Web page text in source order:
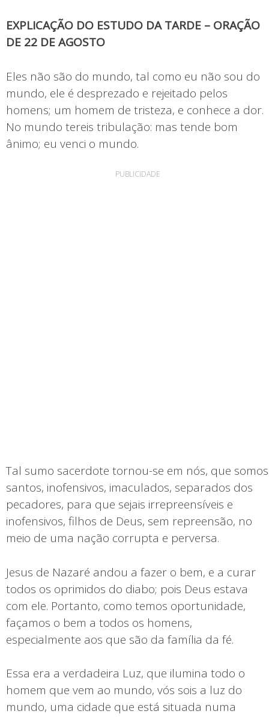
EXPLICAÇÃO DO ESTUDO DA TARDE – ORAÇÃO
DE 22 DE AGOSTO
Eles não são do mundo, tal como eu não sou do
mundo, ele é desprezado e rejeitado pelos
homens; um homem de tristeza, e conhece a dor.
No mundo tereis tribulação: mas tende bom
ânimo; eu venci o mundo.
PUBLICIDADE
Tal sumo sacerdote tornou-se em nós, que somos
santos, inofensivos, imaculados, separados dos
pecadores, para que sejais irrepreensíveis e
inofensivos, filhos de Deus, sem repreensão, no
meio de uma nação corrupta e perversa.
Jesus de Nazaré andou a fazer o bem, e a curar
todos os oprimidos do diabo; pois Deus estava
com ele. Portanto, como temos oportunidade,
façamos o bem a todos os homens,
especialmente aos que são da família da fé.
Essa era a verdadeira Luz, que ilumina todo o
homem que vem ao mundo, vós sois a luz do
mundo, uma cidade que está situada numa